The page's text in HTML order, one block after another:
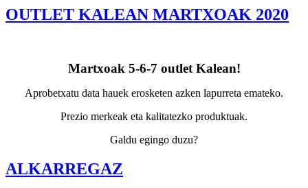
OUTLET KALEAN MARTXOAK 2020
Martxoak 5-6-7 outlet Kalean!
Aprobetxatu data hauek erosketen azken lapurreta emateko.
Prezio merkeak eta kalitatezko produktuak.
Galdu egingo duzu?
ALKARREGAZ